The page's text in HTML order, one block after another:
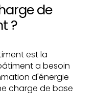
de
?
est la
a besoin
d'énergie
charge de base